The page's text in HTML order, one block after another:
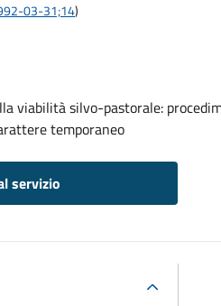
03-31;14)
viabilità silvo-pastorale:
temporaneo
servizio